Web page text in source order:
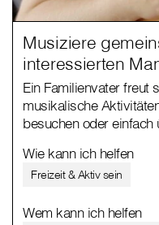
Musiziere
interessierten
Ein Familienvater freut
musikalische
besuchen oder
Wie kann ich helfen
Freizeit & Aktiv sein
Wem kann ich helfen